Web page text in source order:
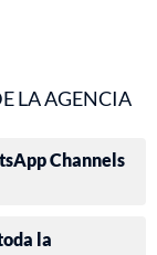
LA AGENCIA
Channels
la